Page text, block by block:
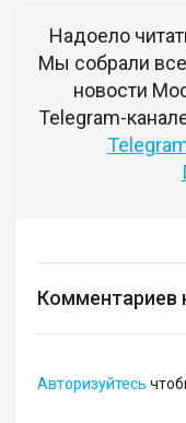
Надоело
Мы собрали
новости
Telegram-
Комментариев
Авторизуйтесь